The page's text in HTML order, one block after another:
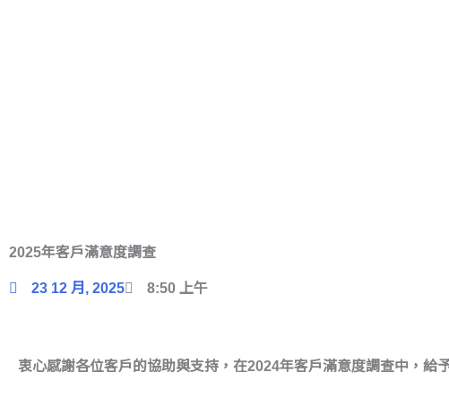
搜尋內容
2025年客戶滿意度調查
23 12 月, 2025 8:50 上午
衷心感謝各位客戶的協助與支持，在2024年客戶滿意度調查中，給